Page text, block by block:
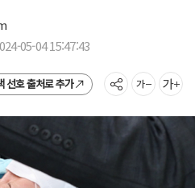
05-04 15:47:43
선호 출처로 추가